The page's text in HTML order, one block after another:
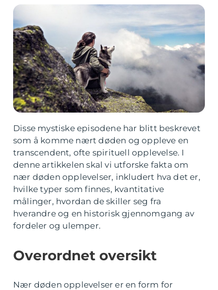
Disse mystiske episodene har blitt beskrevet
som å komme nært døden og oppleve en
transcendent, ofte spirituell opplevelse. I
denne artikkelen skal vi utforske fakta om
nær døden opplevelser, inkludert hva det er,
hvilke typer som finnes, kvantitative
målinger, hvordan de skiller seg fra
hverandre og en historisk gjennomgang av
fordeler og ulemper.
Overordnet oversikt
Nær døden opplevelser er en form for